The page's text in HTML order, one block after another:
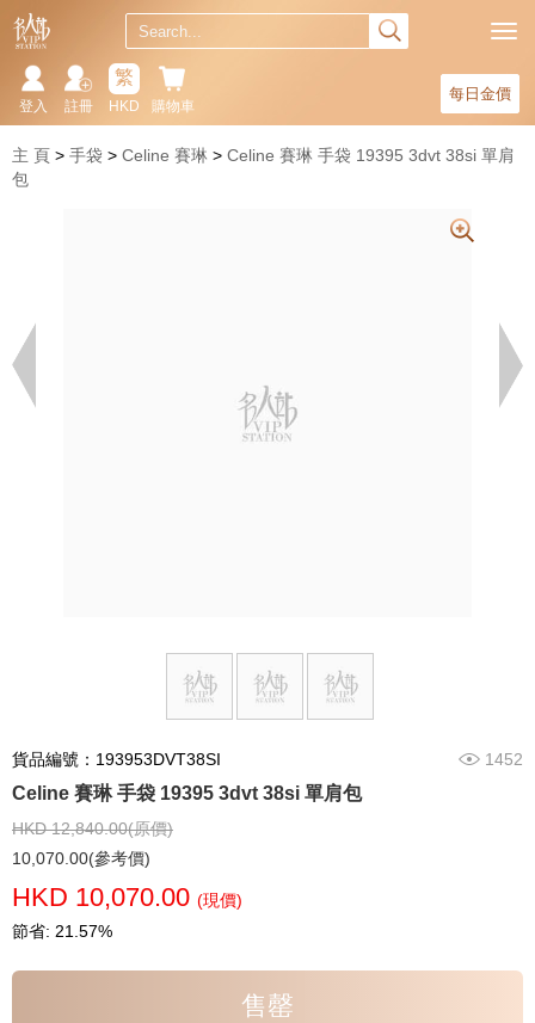
每日金價
購物車
繁
HKD
註冊
登入
主 頁 手袋 Celine 賽琳
Celine 賽琳 手袋 19395 3dvt 38si 單肩
包
貨品編號：193953DVT38SI 1452
Celine 賽琳 手袋 19395 3dvt 38si 單肩包
HKD 12,840.00(原價)
10,070.00(參考價)
HKD 10,070.00 (現價)
節省: 21.57%
售罄